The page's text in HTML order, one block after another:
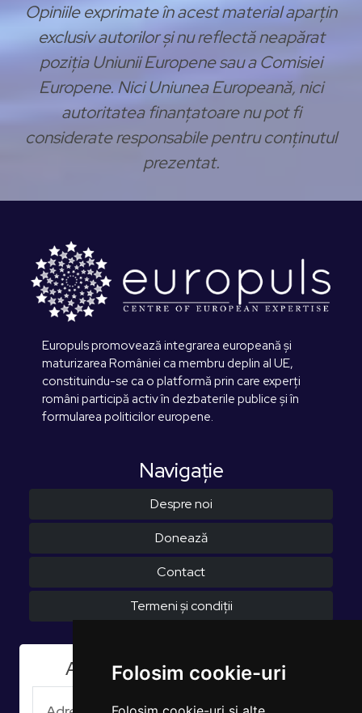
Folosim cookie-uri
Opiniile exprimate în acest material aparțin
exclusiv autorilor și nu reflectă neapărat
poziția Uniunii Europene sau a Comisiei
Europene. Nici Uniunea Europeană, nici
autoritatea finanțatoare nu pot fi
considerate responsabile pentru conținutul
prezentat.
Europuls promovează integrarea europeană și
maturizarea României ca membru deplin al UE,
constituindu-se ca o platformă prin care experți
români participă activ în dezbaterile publice și în
formularea politicilor europene.
Navigaţie
Despre noi
Donează
Contact
Termeni și condiții
Aboneaza-te la Newsletter